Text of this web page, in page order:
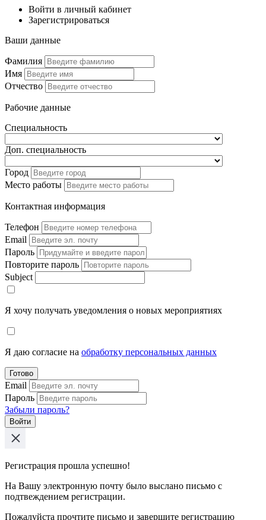
Войти в личный кабинет
Зарегистрироваться
Ваши данные
Фамилия
Имя
Отчество
Рабочие данные
Специальность
Доп. специальность
Город
Место работы
Контактная информация
Телефон
Email
Пароль
Повторите пароль
Subject
Я хочу получать уведомления о новых мероприятиях
Я даю согласие на обработку персональных данных
Готово
Email
Пароль
Забыли пароль?
Войти
Регистрация прошла успешно!
На Вашу электронную почту было выслано письмо с
подтвеждением регистрации.
Пожалуйста прочтите письмо и завершите регистрацию